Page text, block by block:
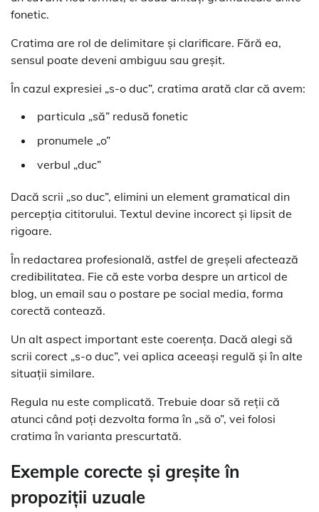
fonetic.
Cratima are rol de delimitare și clarificare. Fără ea,
sensul poate deveni ambiguu sau greșit.
În cazul expresiei „s-o duc”, cratima arată clar că avem:
particula „să” redusă fonetic
pronumele „o”
verbul „duc”
Dacă scrii „so duc”, elimini un element gramatical din
percepția cititorului. Textul devine incorect și lipsit de
rigoare.
În redactarea profesională, astfel de greșeli afectează
credibilitatea. Fie că este vorba despre un articol de
blog, un email sau o postare pe social media, forma
corectă contează.
Un alt aspect important este coerența. Dacă alegi să
scrii corect „s-o duc”, vei aplica aceeași regulă și în alte
situații similare.
Regula nu este complicată. Trebuie doar să reții că
atunci când poți dezvolta forma în „să o”, vei folosi
cratima în varianta prescurtată.
Exemple corecte și greșite în
propoziții uzuale